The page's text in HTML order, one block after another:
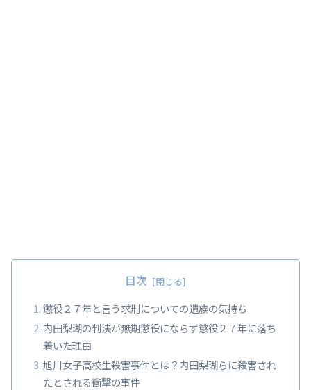
目次
懲役２７年と言う求刑についての遺族の気持ち
内田梨瑚の判決が無期懲役にならず懲役２７年に落ち
着いた理由
旭川女子高校生殺害事件とは？内田梨瑚らに殺害され
たとされる衝撃の事件